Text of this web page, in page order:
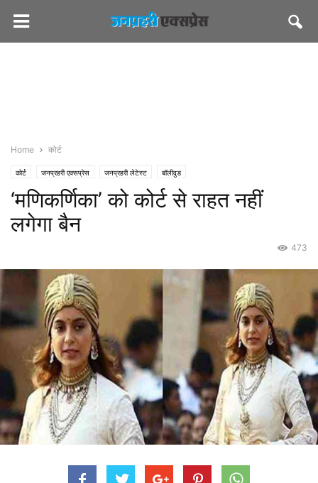
Home कोर्ट
कोर्ट जनप्रहरी एक्सप्रेस जनप्रहरी लेटेस्ट बॉलीवुड
‘मणिकर्णिका’ को कोर्ट से राहत नहीं
लगेगा बैन
473